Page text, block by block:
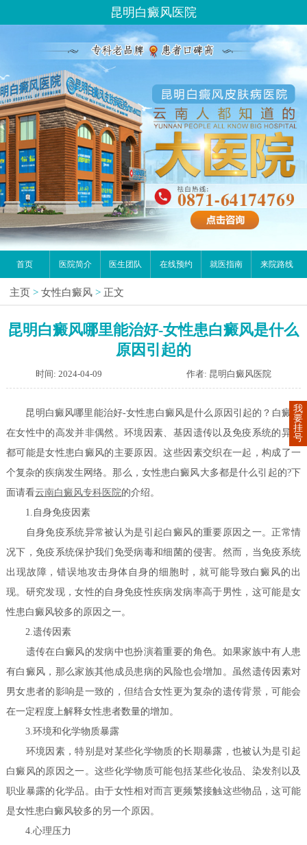
昆明白癜风医院
首页 医院简介 医生团队 在线预约 就医指南 来院路线
主页 > 女性白癜风 > 正文
昆明白癜风哪里能治好-女性患白癜风是什么
原因引起的
时间: 2024-04-09 作者: 昆明白癜风医院
昆明白癜风哪里能治好-女性患白癜风是什么原因引起的？白癜风
在女性中的高发并非偶然。环境因素、基因遗传以及免疫系统的异常
都可能是女性患白癜风的主要原因。这些因素交织在一起，构成了一
个复杂的疾病发生网络。那么，女性患白癜风大多都是什么引起的?下
面请看云南白癜风专科医院的介绍。
1.自身免疫因素
自身免疫系统异常被认为是引起白癜风的重要原因之一。正常情
况下，免疫系统保护我们免受病毒和细菌的侵害。然而，当免疫系统
出现故障，错误地攻击身体自身的细胞时，就可能导致白癜风的出
现。研究发现，女性的自身免疫性疾病发病率高于男性，这可能是女
性患白癜风较多的原因之一。
2.遗传因素
遗传在白癜风的发病中也扮演着重要的角色。如果家族中有人患
有白癜风，那么家族其他成员患病的风险也会增加。虽然遗传因素对
男女患者的影响是一致的，但结合女性更为复杂的遗传背景，可能会
在一定程度上解释女性患者数量的增加。
3.环境和化学物质暴露
环境因素，特别是对某些化学物质的长期暴露，也被认为是引起
白癜风的原因之一。这些化学物质可能包括某些化妆品、染发剂以及
职业暴露的化学品。由于女性相对而言更频繁接触这些物品，这可能
是女性患白癜风较多的另一个原因。
4.心理压力
我
要
挂
号